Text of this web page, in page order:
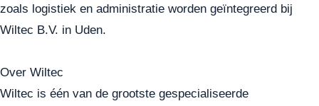
zoals logistiek en administratie worden geïntegreerd bij
Wiltec B.V. in Uden.
Over Wiltec
Wiltec is één van de grootste gespecialiseerde